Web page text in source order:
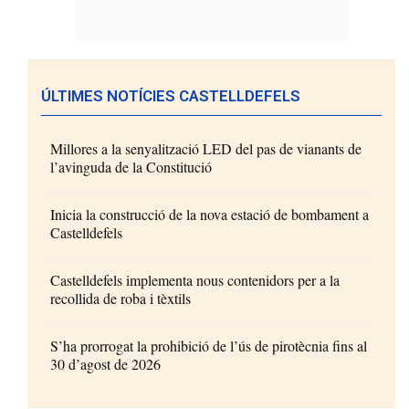
ÚLTIMES NOTÍCIES CASTELLDEFELS
Millores a la senyalització LED del pas de vianants de
l’avinguda de la Constitució
Inicia la construcció de la nova estació de bombament a
Castelldefels
Castelldefels implementa nous contenidors per a la
recollida de roba i tèxtils
S’ha prorrogat la prohibició de l’ús de pirotècnia fins al
30 d’agost de 2026